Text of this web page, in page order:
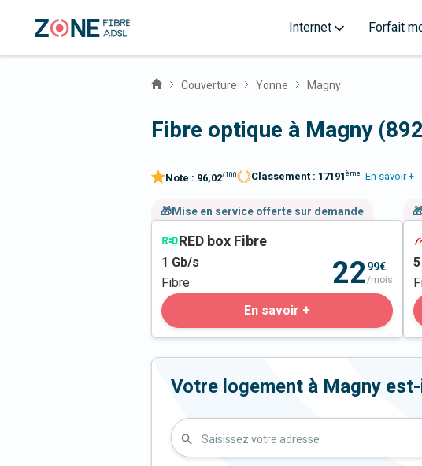
Internet Forfait
Couverture Yonne Magny
Fibre optique à Magny
Note : 96,02/100 Classement : 17191 ème En savoir +
🎁Mise en service offerte sur demande
RED box Fibre
1 Gb/s
Fibre
2299€
/mois
En savoir +
5
Votre logement à Magny
Saisissez votre adresse